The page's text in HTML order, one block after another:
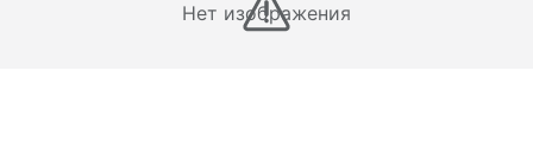
Нет изображения